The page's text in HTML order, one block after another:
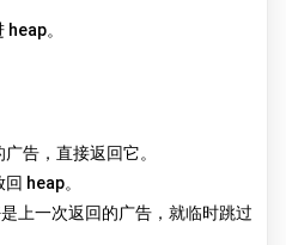
。
告，直接返回它。
heap。
上一次返回的广告，就临时跳过